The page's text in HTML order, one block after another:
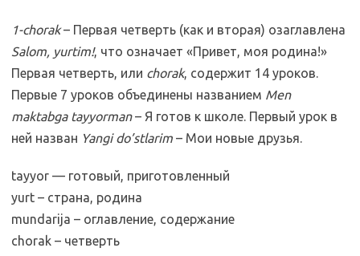
1-chorak– Первая четверть (как и вторая) озаглавлена
Salom, yurtim!, что означает «Привет, моя родина!»
Первая четверть, или chorak, содержит 14 уроков.
Первые 7 уроков объединены названием Men
maktabga tayyorman– Я готов к школе. Первый урок в
ней назван Yangi do’stlarim – Мои новые друзья.
tayyor — готовый, приготовленный
yurt – страна, родина
mundarija – оглавление, содержание
chorak – четверть